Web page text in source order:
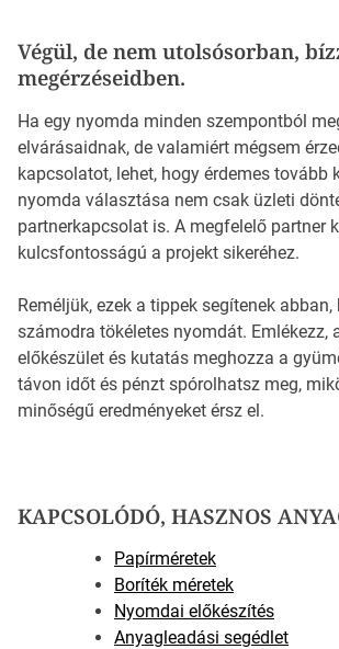
Végül, de nem utolsósorban,
megérzéseidben.
Ha egy nyomda minden szempontból
elvárásaidnak, de valamiért mégsem
kapcsolatot, lehet, hogy érdemes tovább
nyomda választása nem csak üzleti
partnerkapcsolat is. A megfelelő partner
kulcsfontosságú a projekt sikeréhez.
Reméljük, ezek a tippek segítenek
számodra tökéletes nyomdát. Emlékezz,
előkészület és kutatás meghozza a
távon időt és pénzt spórolhatsz meg,
minőségű eredményeket érsz el.
KAPCSOLÓDÓ, HASZNOS
Papírméretek
Boríték méretek
Nyomdai előkészítés
Anyagleadási segédlet